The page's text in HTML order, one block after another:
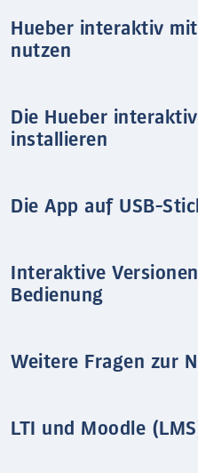
Hueber interaktiv
nutzen
Die Hueber
installieren
Die App auf USB-
Interaktive
Bedienung
Weitere Fragen zur
LTI und Moodle